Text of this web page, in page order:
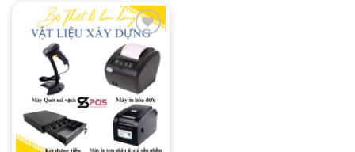
Add to
wishlist